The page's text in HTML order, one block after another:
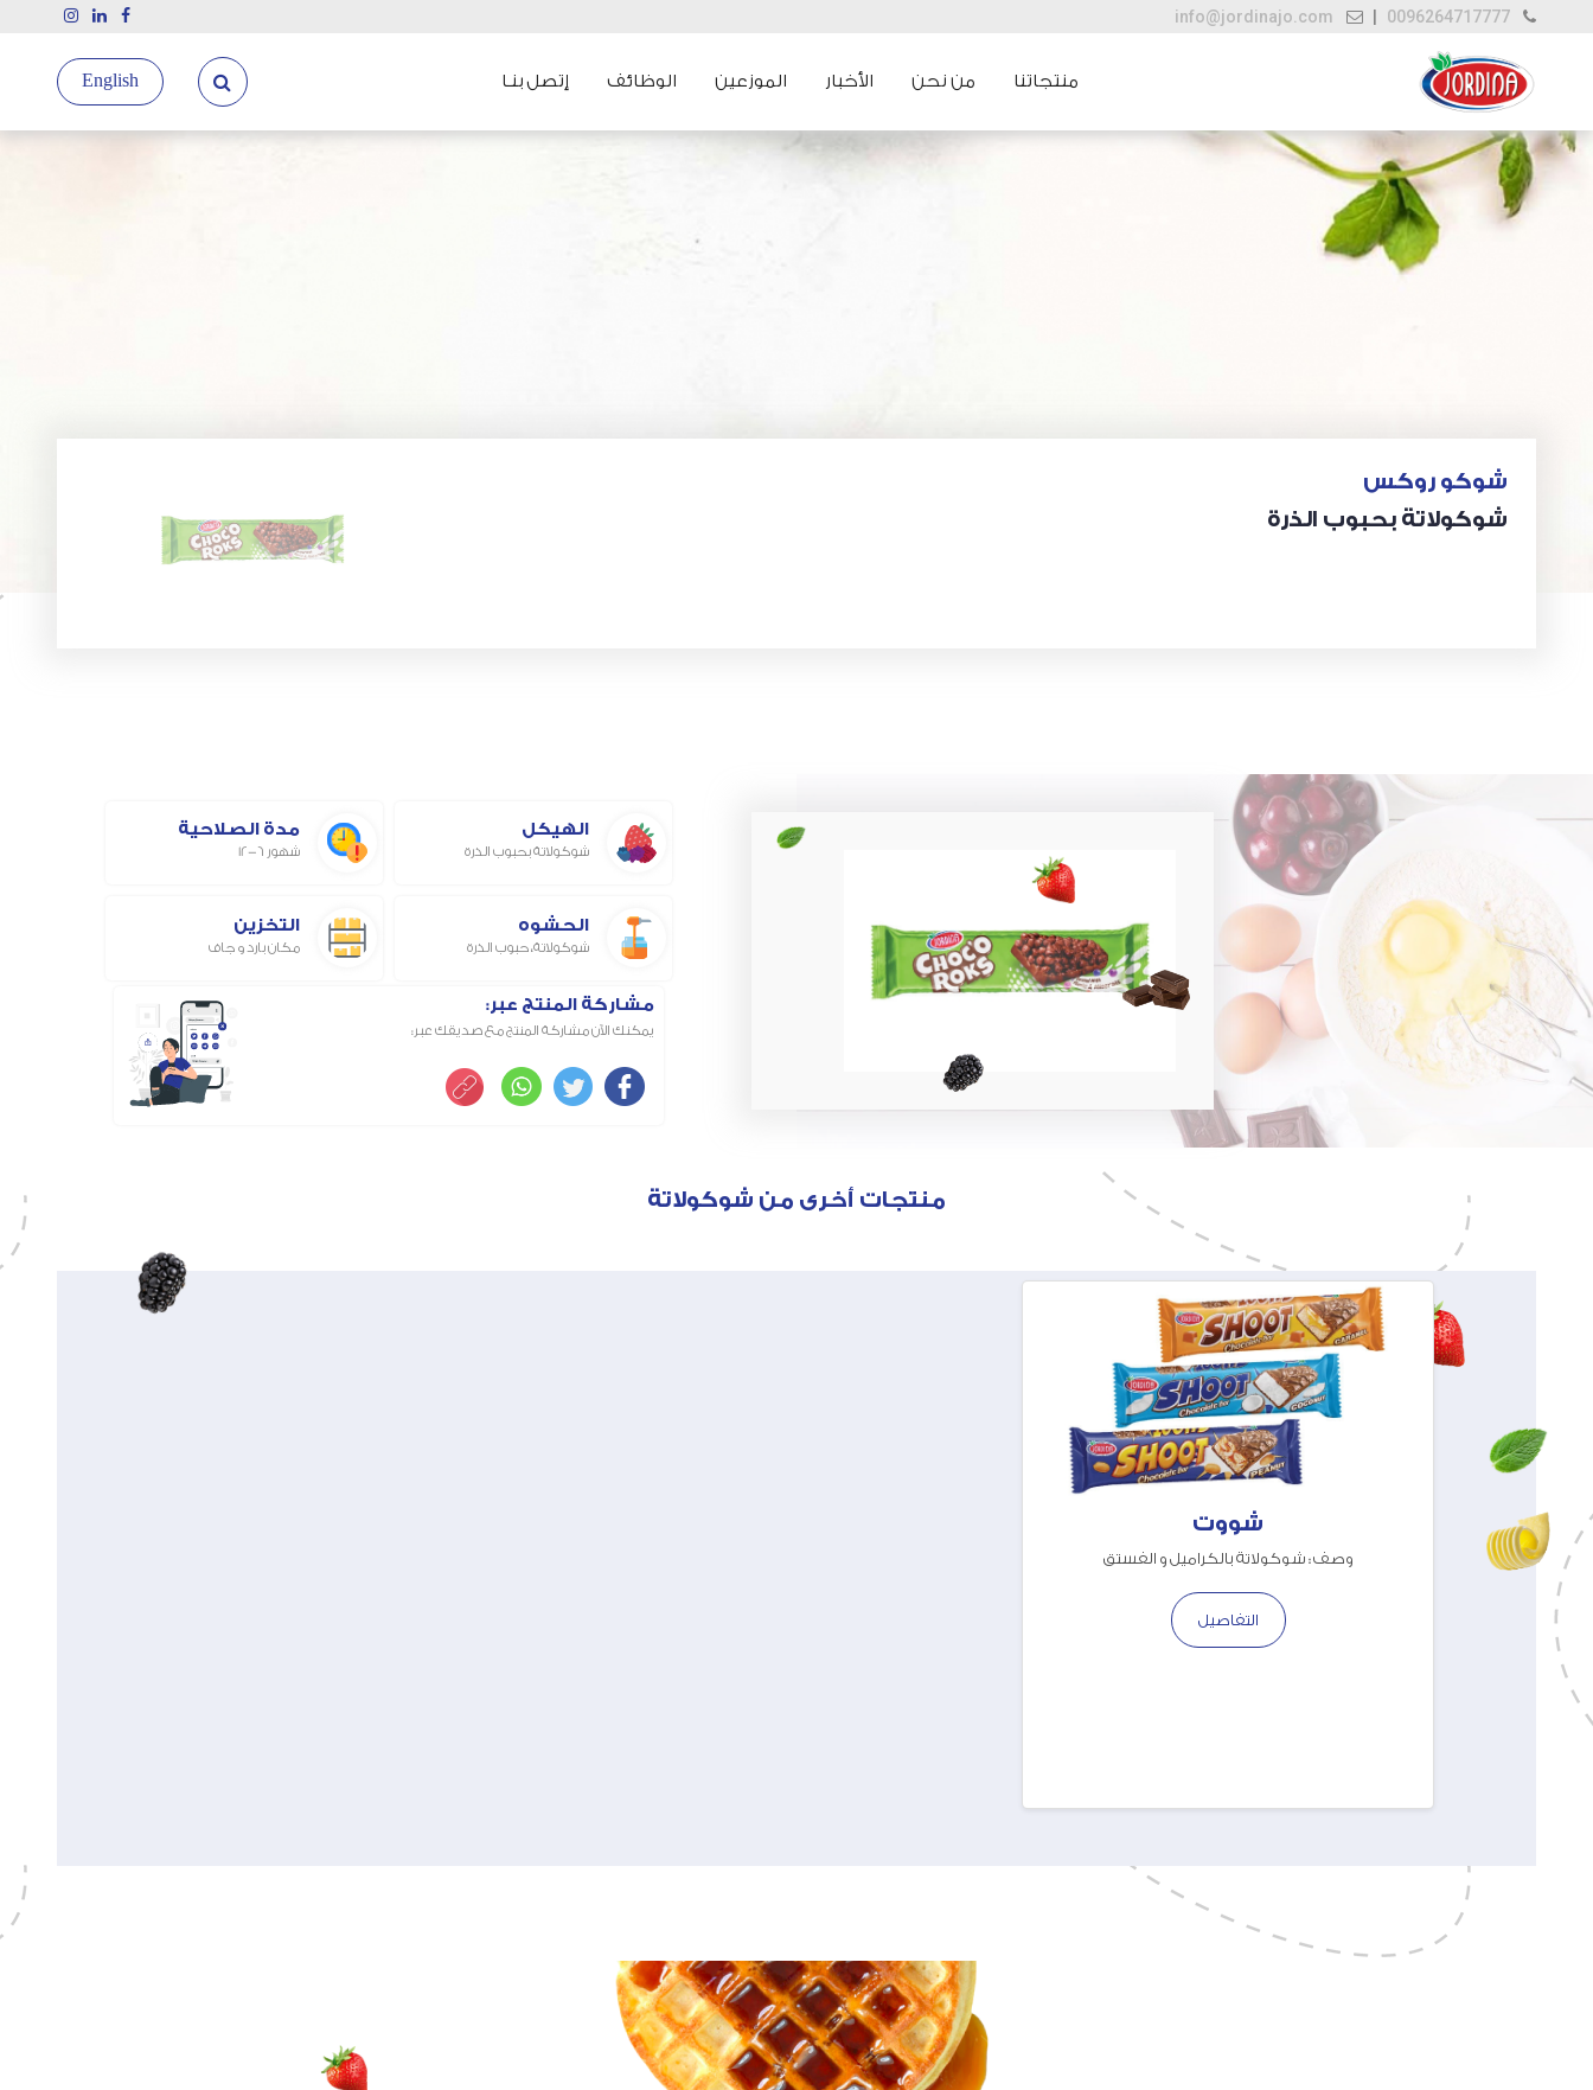
0096264717777
info@jordinajo.com
منتجاتنا من نحن الأخبار الموزعين الوظائف إتصل بنـا English
شوكو روكس
شوكولاتة بحبوب الذرة
الهيكل
شوكولاتة بحبوب الذرة
مدة الصلاحية
شهور 6-12
الحشوه
شوكولاتة، حبوب الذرة
التخزين
مكان بارد و جاف
مشاركة المنتج عبر:
يمكنك الآن مشاركة المنتج مع صديقك عبر:
منتجات أخرى من شوكولاتة
شووت
وصف : شوكولاتة بالكراميل و الفستق
التفاصيل